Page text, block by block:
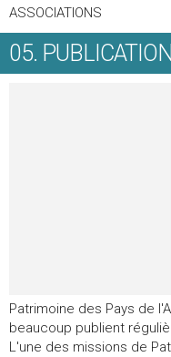
ASSOCIATIONS
05.
Patrimoine des Pays de
beaucoup publient
L'une des missions de